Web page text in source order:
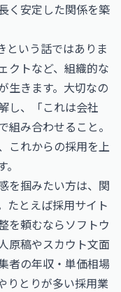
く安定した関係を築
という話ではありま
クトなど、組織的な
生きます。大切なの
し、「これは会社
み合わせること。
これからの採用を上
を掴みたい方は、関
たとえば採用サイト
を頼むならソフトウ
原稿やスカウト文面
者の年収・単価相場
りとりが多い採用業